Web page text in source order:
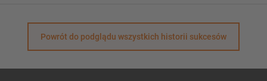
Powrót do podglądu wszystkich historii sukcesów